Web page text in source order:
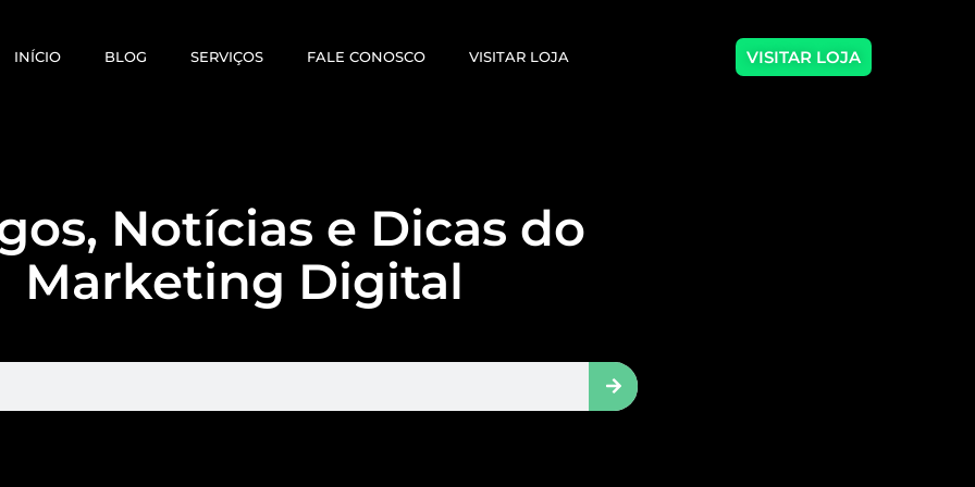
INÍCIO BLOG SERVIÇOS FALE CONOSCO VISITAR LOJA VISITAR LOJA
Notícias e Dicas do
Marketing Digital